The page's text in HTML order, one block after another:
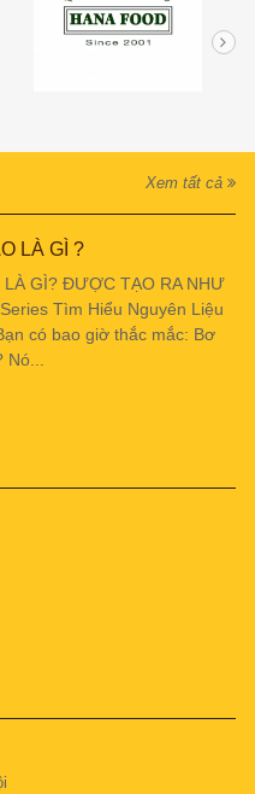
Xem tất cả
LÀ GÌ ?
LÀ GÌ? ĐƯỢC TẠO RA NHƯ
Tìm Hiểu Nguyên Liệu
có bao giờ thắc mắc: Bơ